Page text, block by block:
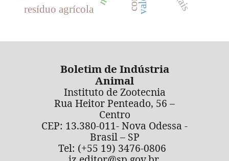
resíduo agrícola
Boletim de Indústria
Animal
Instituto de Zootecnia
Rua Heitor Penteado, 56 –
Centro
CEP: 13.380-011- Nova Odessa -
Brasil – SP
Tel: (+55 19) 3476-0806